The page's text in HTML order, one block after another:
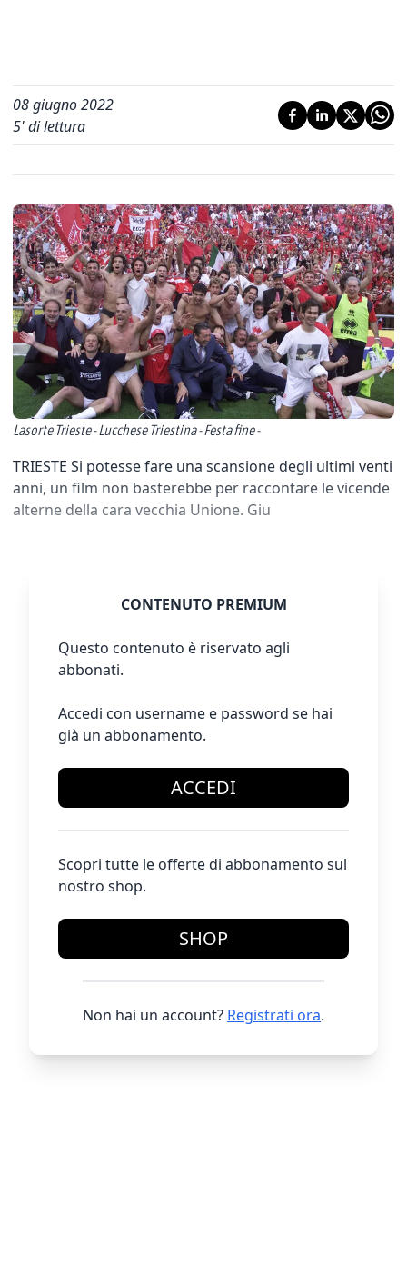
08 giugno 2022
5' di lettura
Lasorte Trieste - Lucchese Triestina - Festa fine -
TRIESTE Si potesse fare una scansione degli ultimi venti
anni, un film non basterebbe per raccontare le vicende
alterne della cara vecchia Unione. Giu
CONTENUTO PREMIUM
Questo contenuto è riservato agli
abbonati.
Accedi con username e password se hai
già un abbonamento.
ACCEDI
Scopri tutte le offerte di abbonamento sul
nostro shop.
SHOP
Non hai un account? Registrati ora.